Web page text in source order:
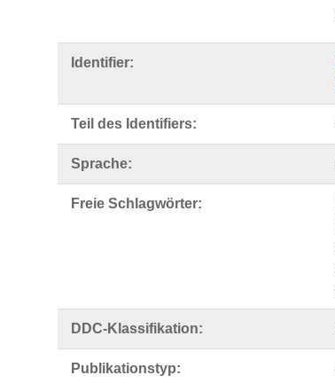
Identifier:
Teil des Identifiers:
Sprache:
Freie Schlagwörter:
DDC-Klassifikation:
Publikationstyp: